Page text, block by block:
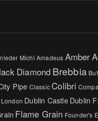
Michl Amadeus Amber
Diamond Brebbia
Pipe ClassicColibri
Dublin CastleDublin
Flame Grain Founder's